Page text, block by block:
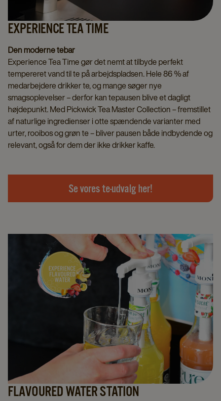
EXPERIENCE TEA TIME
Den moderne tebar
Experience Tea Time gør det nemt at tilbyde perfekt
tempereret vand til te på arbejdspladsen. Hele 86 % af
medarbejdere drikker te, og mange søger nye
smagsoplevelser – derfor kan tepausen blive et dagligt
højdepunkt. Med Pickwick Tea Master Collection – fremstillet
af naturlige ingredienser i otte spændende varianter med
urter, rooibos og grøn te – bliver pausen både indbydende og
relevant, også for dem der ikke drikker kaffe.
Se vores te-udvalg her!
FLAVOURED WATER STATION